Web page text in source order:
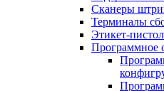
Сканеры
Терминалы
Этикет-
Программное